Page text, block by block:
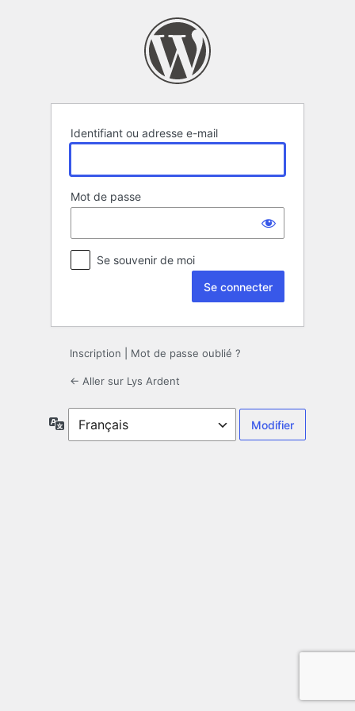
Identifiant ou adresse e-mail
Mot de passe
Se souvenir de moi
Inscription Mot de passe oublié ?
← Aller sur Lys Ardent
Langue